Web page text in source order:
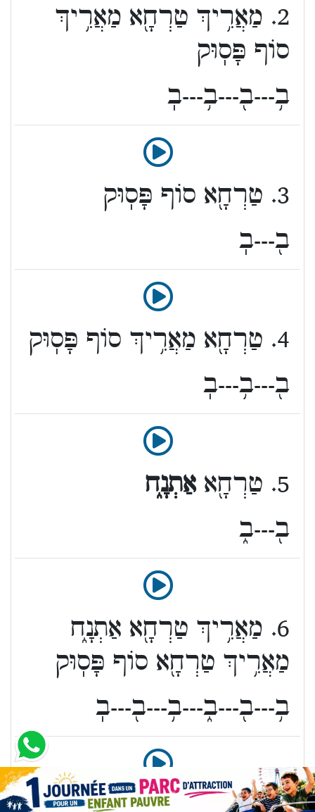
ב֥---ב֖---ב֥---בֽ
2. מַאֲרִ֥יךְ טַרְחָ֖א מַאֲרִ֥יךְ
סוֹף פָּסֽוּק
ב֖---בֽ
3. טַרְחָ֖א סוֹף פָּסֽוּק
ב֖---ב֥---בֽ
4. טַרְחָ֖א מַאֲרִ֥יךְ סוֹף פָּסֽוּק
ב֖---ב֑
5. טַרְחָ֖א אַתְנָ֑ח
ב֥---ב֖---ב֑---ב֥---ב֖---בֽ
6. מַאֲרִ֥יךְ טַרְחָ֖א אַתְנָ֑ח
מַאֲרִ֥יךְ טַרְחָ֖א סוֹף פָּסֽוּק